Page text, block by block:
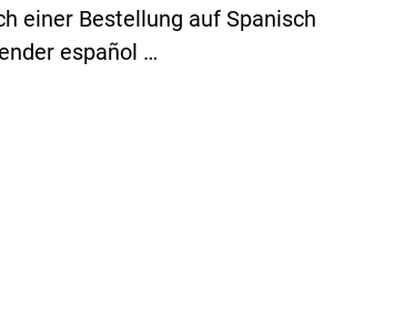
einer Bestellung auf Spanisch
español …